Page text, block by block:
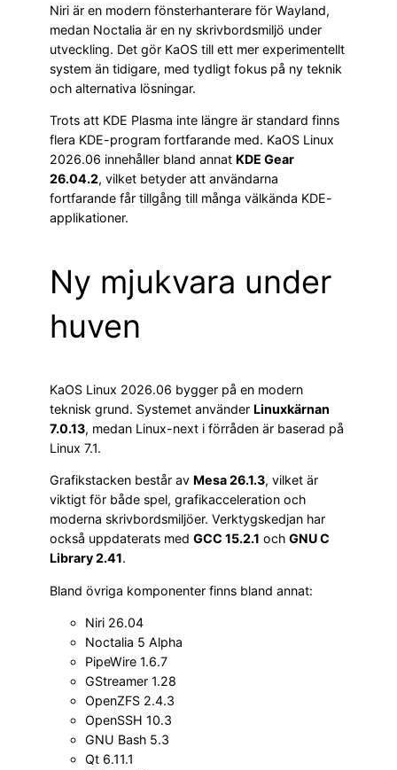
Niri är en modern fönsterhanterare för Wayland,
medan Noctalia är en ny skrivbordsmiljö under
utveckling. Det gör KaOS till ett mer experimentellt
system än tidigare, med tydligt fokus på ny teknik
och alternativa lösningar.
Trots att KDE Plasma inte längre är standard finns
flera KDE-program fortfarande med. KaOS Linux
2026.06 innehåller bland annat KDE Gear
26.04.2, vilket betyder att användarna
fortfarande får tillgång till många välkända KDE-
applikationer.
Ny mjukvara under
huven
KaOS Linux 2026.06 bygger på en modern
teknisk grund. Systemet använder Linuxkärnan
7.0.13, medan Linux-next i förråden är baserad på
Linux 7.1.
Grafikstacken består av Mesa 26.1.3, vilket är
viktigt för både spel, grafikacceleration och
moderna skrivbordsmiljöer. Verktygskedjan har
också uppdaterats med GCC 15.2.1 och GNU C
Library 2.41.
Bland övriga komponenter finns bland annat:
Niri 26.04
Noctalia 5 Alpha
PipeWire 1.6.7
GStreamer 1.28
OpenZFS 2.4.3
OpenSSH 10.3
GNU Bash 5.3
Qt 6.11.1